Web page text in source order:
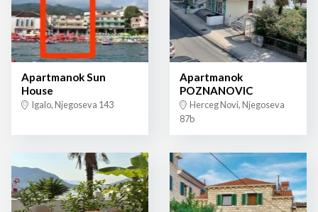
Apartmanok Sun
House
Igalo, Njegoseva 143
Apartmanok
POZNANOVIC
Herceg Novi, Njegoseva
87b